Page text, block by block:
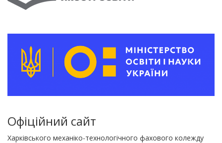
Офіційний сайт
Харківського механіко-технологічного фахового колежду